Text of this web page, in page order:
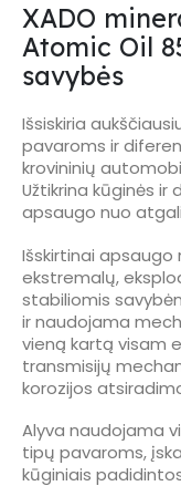
XADO
Atomic Oil
savybės
Išsiskiria
pavaroms ir
krovininių
Užtikrina kūginės ir
apsaugo nuo
Išskirtinai apsaugo
ekstremalų,
stabiliomis
ir naudojama
vieną kartą visam
transmisijų
korozijos
Alyva naudojama
tipų pavaroms,
kūginiais